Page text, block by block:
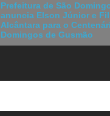
Prefeitura de São
anuncia Elson Júnior e
Alcântara para o
Domingos de Gusmão